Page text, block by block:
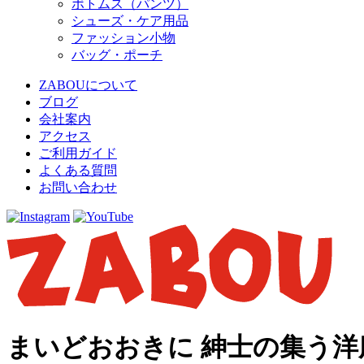
ボトムス（パンツ）
シューズ・ケア用品
ファッション小物
バッグ・ポーチ
ZABOUについて
ブログ
会社案内
アクセス
ご利用ガイド
よくある質問
お問い合わせ
まいどおおきに 紳士の集う